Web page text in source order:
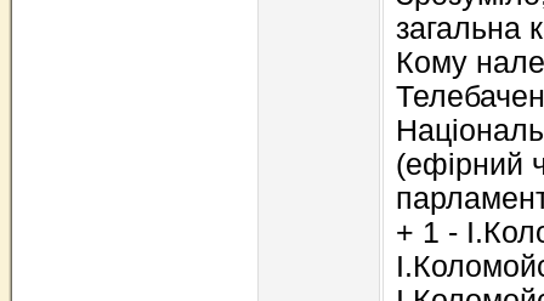
загальна
Кому
(ефірний
+ 1 -